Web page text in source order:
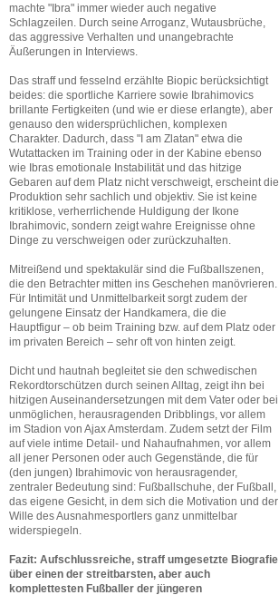
machte "Ibra" immer wieder auch negative
Schlagzeilen. Durch seine Arroganz, Wutausbrüche,
das aggressive Verhalten und unangebrachte
Äußerungen in Interviews.
Das straff und fesselnd erzählte Biopic berücksichtigt
beides: die sportliche Karriere sowie Ibrahimovics
brillante Fertigkeiten (und wie er diese erlangte), aber
genauso den widersprüchlichen, komplexen
Charakter. Dadurch, dass "I am Zlatan" etwa die
Wutattacken im Training oder in der Kabine ebenso
wie Ibras emotionale Instabilität und das hitzige
Gebaren auf dem Platz nicht verschweigt, erscheint die
Produktion sehr sachlich und objektiv. Sie ist keine
kritiklose, verherrlichende Huldigung der Ikone
Ibrahimovic, sondern zeigt wahre Ereignisse ohne
Dinge zu verschweigen oder zurückzuhalten.
Mitreißend und spektakulär sind die Fußballszenen,
die den Betrachter mitten ins Geschehen manövrieren.
Für Intimität und Unmittelbarkeit sorgt zudem der
gelungene Einsatz der Handkamera, die die
Hauptfigur – ob beim Training bzw. auf dem Platz oder
im privaten Bereich – sehr oft von hinten zeigt.
Dicht und hautnah begleitet sie den schwedischen
Rekordtorschützen durch seinen Alltag, zeigt ihn bei
hitzigen Auseinandersetzungen mit dem Vater oder bei
unmöglichen, herausragenden Dribblings, vor allem
im Stadion von Ajax Amsterdam. Zudem setzt der Film
auf viele intime Detail- und Nahaufnahmen, vor allem
all jener Personen oder auch Gegenstände, die für
(den jungen) Ibrahimovic von herausragender,
zentraler Bedeutung sind: Fußballschuhe, der Fußball,
das eigene Gesicht, in dem sich die Motivation und der
Wille des Ausnahmesportlers ganz unmittelbar
widerspiegeln.
Fazit: Aufschlussreiche, straff umgesetzte Biografie
über einen der streitbarsten, aber auch
komplettesten Fußballer der jüngeren